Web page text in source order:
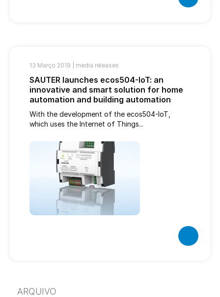
13 Março 2019 | media releases
SAUTER launches ecos504-IoT: an
innovative and smart solution for home
automation and building automation
With the development of the ecos504-IoT,
which uses the Internet of Things...
ARQUIVO